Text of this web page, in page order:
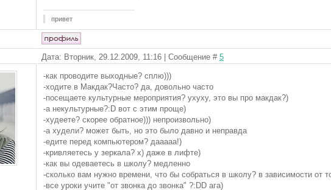
привет
Дата: Вторник, 29.12.2009, 11:16 | Сообщение # 5
-как проводите выходные? сплю)))
-ходите в Макдак?Часто? да, довольно часто
-посещаете культурные мероприятия? ухуху, это вы про макдак?)
-а некультурные?:D вот с этим проще)
-худеете? скорее обратное))) непроизвольно)
-а худели? может быть, но это было давно и неправда
-едите перед компьютером? дааааа!)
-кривляетесь у зеркала? х) даже в лифте)
-как вы одеваетесь в школу? медленно
-сколько вам нужно времени, что бы собраться в школу? в зависимости от
-все уроки учите "от звонка до звонка" ?:DD ага)